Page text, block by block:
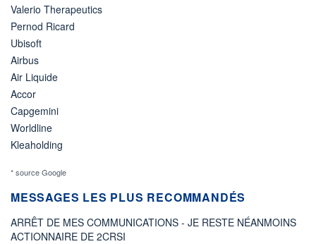
Valerio Therapeutics
Pernod Ricard
Ubisoft
Airbus
Air Liquide
Accor
Capgemini
Worldline
Kleaholding
* source Google
MESSAGES LES PLUS RECOMMANDÉS
ARRÊT DE MES COMMUNICATIONS - JE RESTE NÉANMOINS
ACTIONNAIRE DE 2CRSI